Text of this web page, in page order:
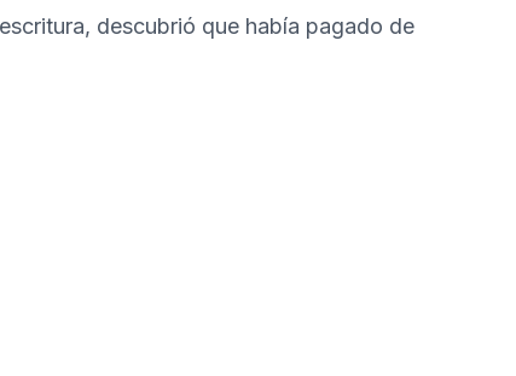
descubrió que había pagado de